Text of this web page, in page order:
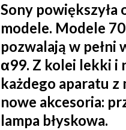
Sony
modele. Modele
pozwalają w
α99. Z kolei lekki i
każdego aparatu z
nowe akcesoria:
lampa błyskowa.